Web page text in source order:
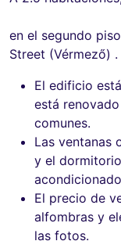
en el segundo
Street (Vérmező) .
El edificio
está
comunes.
Las ventanas
y el
El precio de
alfombras y
las fotos.